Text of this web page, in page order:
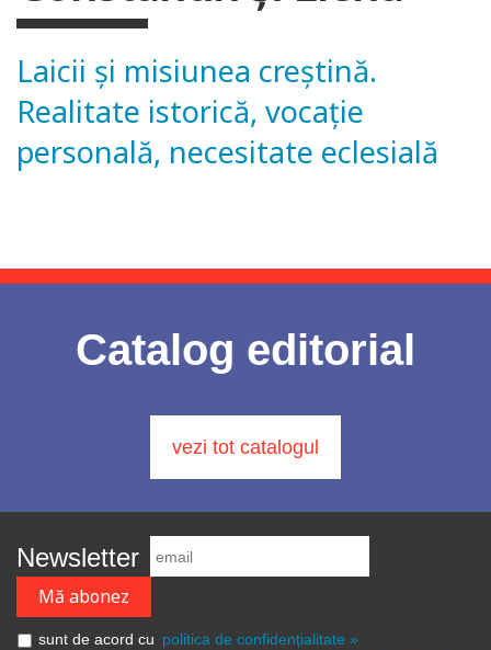
Laicii și misiunea creștină.
Realitate istorică, vocație
personală, necesitate eclesială
Catalog editorial
vezi tot catalogul
Newsletter
sunt de acord cu politica de confidențialitate »